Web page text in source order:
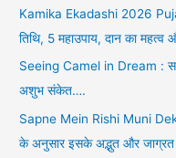
Kamika Ekadashi 2026 Puja
तिथि, 5 महाउपाय, दान का महत्व
Seeing Camel in Dream :
अशुभ संकेत….
Sapne Mein Rishi Muni
के अनुसार इसके अद्भुत और